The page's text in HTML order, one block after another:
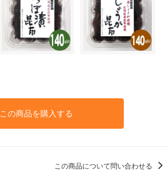
この商品を購入する
この商品について問い合わせる